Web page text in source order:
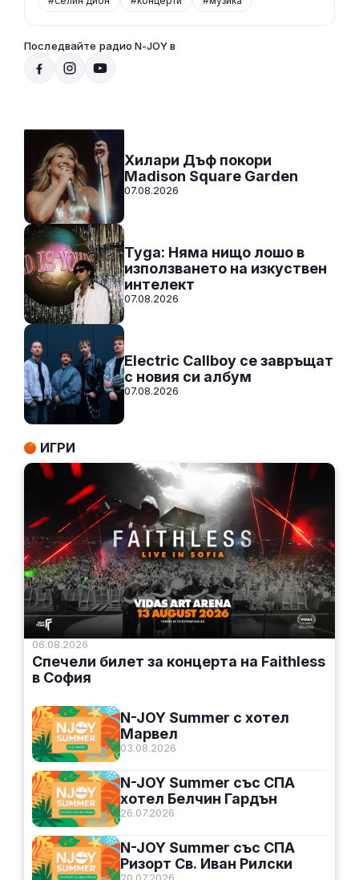
Последвайте радио N-JOY в
СЛУШАЙ
12:00 - 00:00
Хилари Дъф покори
Madison Square Garden
07.08.2026
Tyga: Няма нищо лошо в
използването на изкуствен
интелект
07.08.2026
Electric Callboy се завръщат
с новия си албум
07.08.2026
ИГРИ
06.08.2026
Спечели билет за концерта на Faithless
в София
03.08.2026
N-JOY Summer с хотел
Марвел
26.07.2026
N-JOY Summer със СПА
хотел Белчин Гардън
N-JOY Summer със СПА
Ризорт Св. Иван Рилски